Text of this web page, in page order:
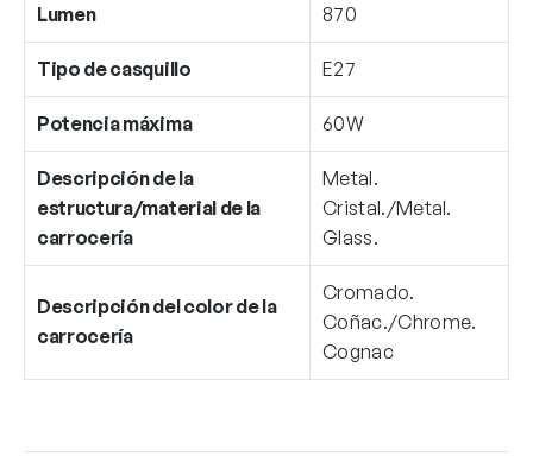
Lumen 870
Tipo de casquillo E27
Potencia máxima 60W
Descripción de la
estructura/material de la
carrocería
Metal.
Cristal./Metal.
Glass.
Descripción del color de la
carrocería
Cromado.
Coñac./Chrome.
Cognac